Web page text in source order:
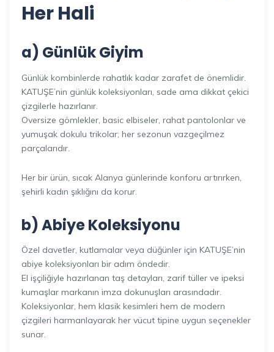
Her Hali
a) Günlük Giyim
Günlük kombinlerde rahatlık kadar zarafet de önemlidir.
KATUŞE’nin günlük koleksiyonları, sade ama dikkat çekici
çizgilerle hazırlanır.
Oversize gömlekler, basic elbiseler, rahat pantolonlar ve
yumuşak dokulu trikolar; her sezonun vazgeçilmez
parçalarıdır.
Her bir ürün, sıcak Alanya günlerinde konforu artırırken,
şehirli kadın şıklığını da korur.
b) Abiye Koleksiyonu
Özel davetler, kutlamalar veya düğünler için KATUŞE’nin
abiye koleksiyonları bir adım öndedir.
El işçiliğiyle hazırlanan taş detayları, zarif tüller ve ipeksi
kumaşlar markanın imza dokunuşları arasındadır.
Koleksiyonlar, hem klasik kesimleri hem de modern
çizgileri harmanlayarak her vücut tipine uygun seçenekler
sunar.